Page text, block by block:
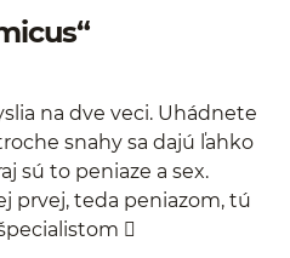
na dve veci. Uhádnete
snahy sa dajú ľahko
sú to peniaze a sex.
prvej, teda peniazom, tú
